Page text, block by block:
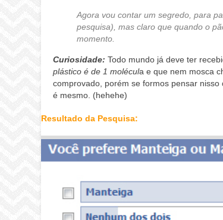
Agora vou contar um segredo, para
pesquisa), mas claro que quando o
momento.
Curiosidade: Todo mundo já deve ter
plástico é de 1 molécula e que nem mosca
comprovado, porém se formos pensar
é mesmo. (hehehe)
Resultado da Pesquisa: